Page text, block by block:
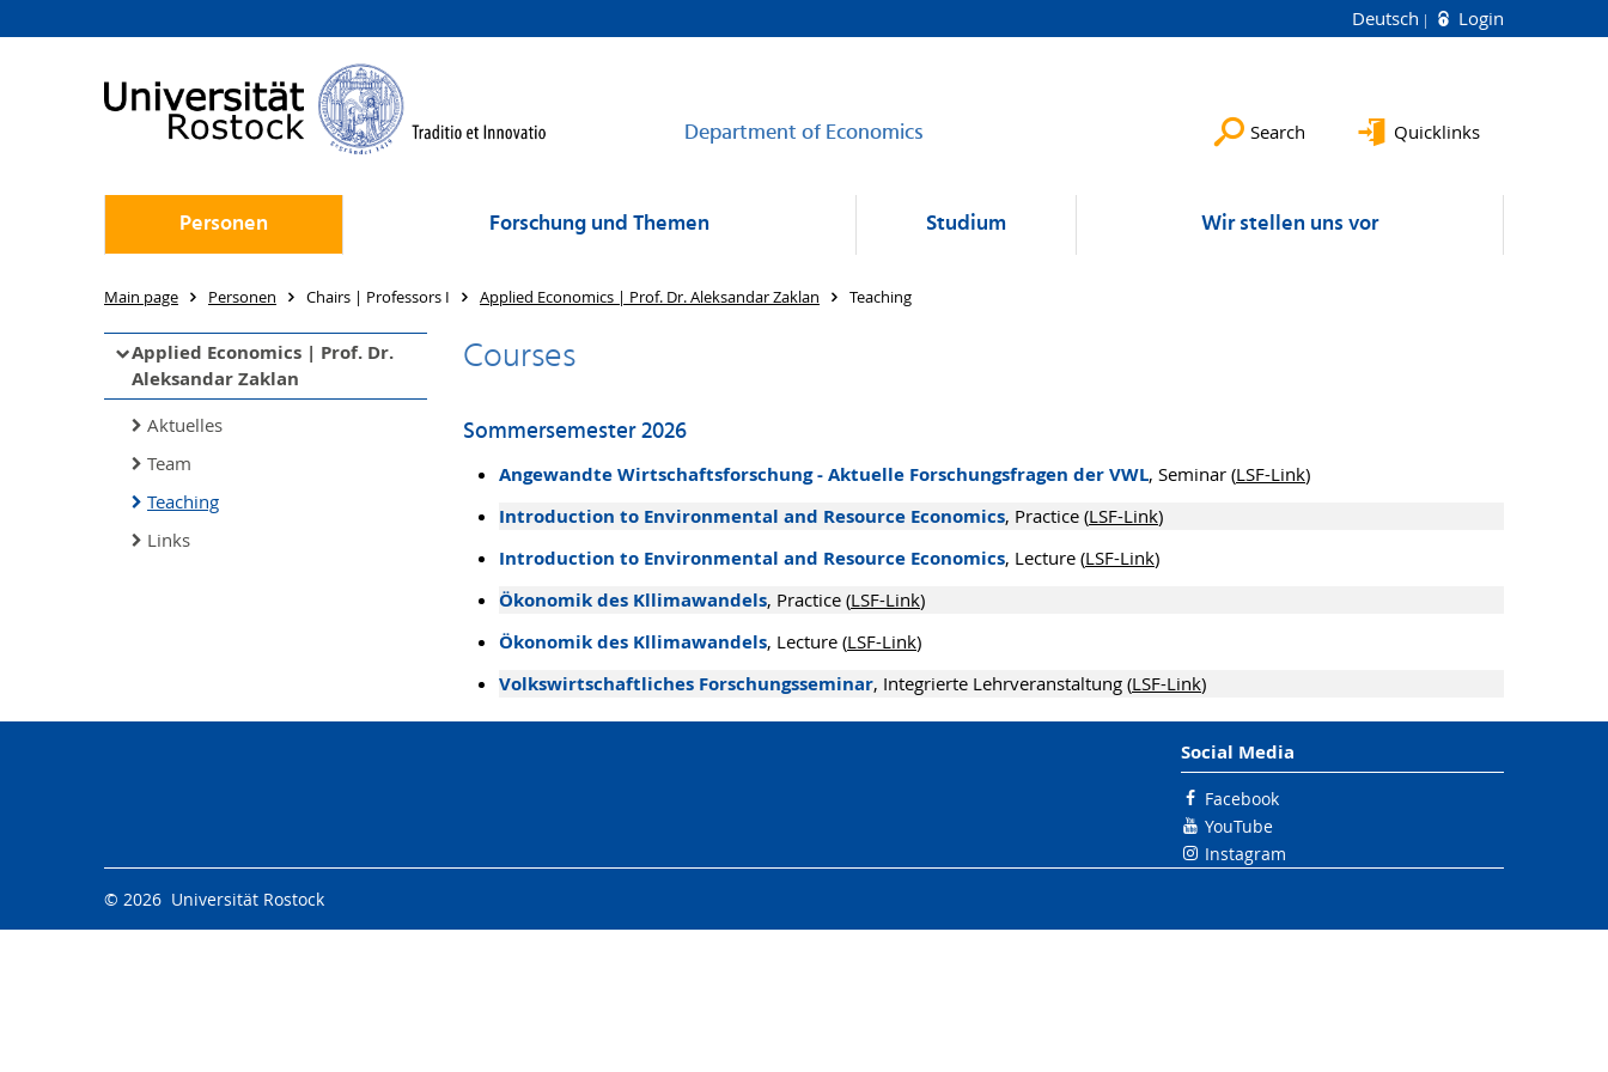
Deutsch Login
Department of Economics Search Quicklinks
Personen Forschung und Themen Studium Wir stellen uns vor
Main page Personen Chairs | Professors I Applied Economics | Prof. Dr. Aleksandar Zaklan Teaching
Applied Economics | Prof. Dr.
Aleksandar Zaklan
Aktuelles
Team
Teaching
Links
Courses
Sommersemester 2026
Angewandte Wirtschaftsforschung - Aktuelle Forschungsfragen der VWL, Seminar (LSF-Link)
Introduction to Environmental and Resource Economics, Practice (LSF-Link)
Introduction to Environmental and Resource Economics, Lecture (LSF-Link)
Ökonomik des Kllimawandels, Practice (LSF-Link)
Ökonomik des Kllimawandels, Lecture (LSF-Link)
Volkswirtschaftliches Forschungsseminar, Integrierte Lehrveranstaltung (LSF-Link)
Social Media
Facebook
YouTube
Instagram
© 2026 Universität Rostock